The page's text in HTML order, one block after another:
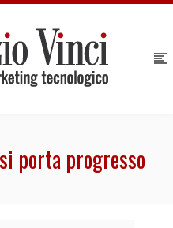
porta progresso